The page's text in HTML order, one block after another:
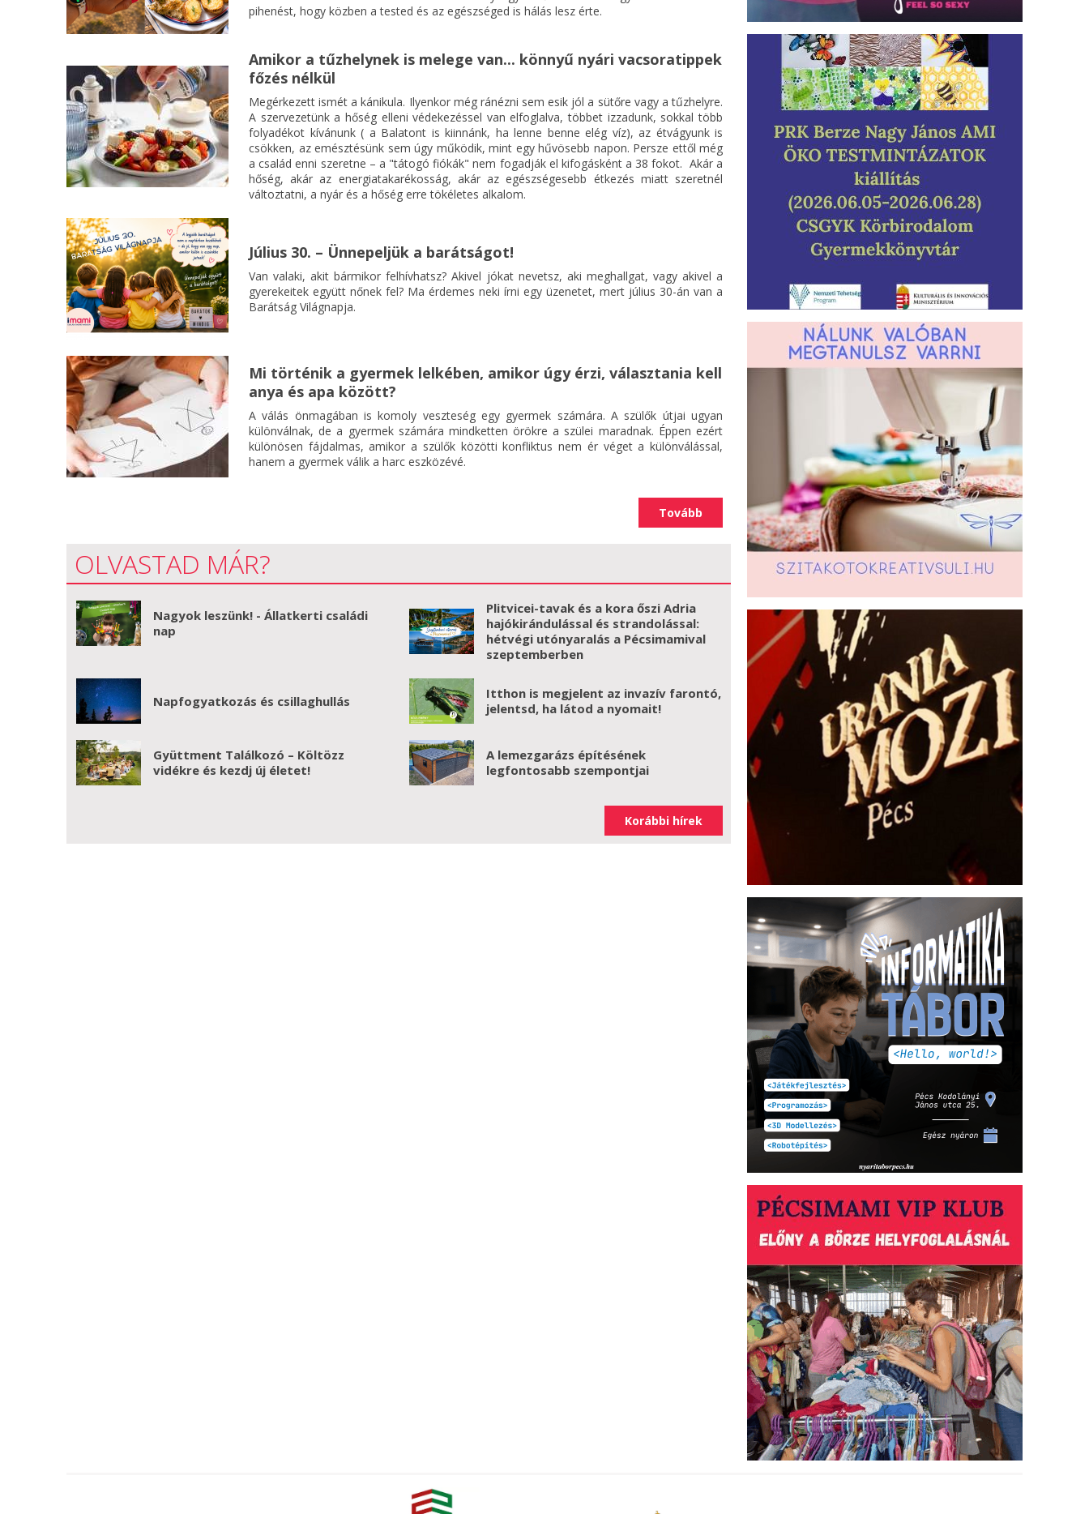
pihenést, hogy közben a tested és az egészséged is hálás lesz érte.
Amikor a tűzhelynek is melege van... könnyű nyári vacsoratippek
főzés nélkül
Megérkezett ismét a kánikula. Ilyenkor még ránézni sem esik jól a sütőre vagy a tűzhelyre.
A szervezetünk a hőség elleni védekezéssel van elfoglalva, többet izzadunk, sokkal több
folyadékot kívánunk ( a Balatont is kiinnánk, ha lenne benne elég víz), az étvágyunk is
csökken, az emésztésünk sem úgy működik, mint egy hűvösebb napon. Persze ettől még
a család enni szeretne – a "tátogó fiókák" nem fogadják el kifogásként a 38 fokot. Akár a
hőség, akár az energiatakarékosság, akár az egészségesebb étkezés miatt szeretnél
változtatni, a nyár és a hőség erre tökéletes alkalom.
Július 30. – Ünnepeljük a barátságot!
Van valaki, akit bármikor felhívhatsz? Akivel jókat nevetsz, aki meghallgat, vagy akivel a
gyerekeitek együtt nőnek fel? Ma érdemes neki írni egy üzenetet, mert július 30-án van a
Barátság Világnapja.
Mi történik a gyermek lelkében, amikor úgy érzi, választania kell
anya és apa között?
A válás önmagában is komoly veszteség egy gyermek számára. A szülők útjai ugyan
különválnak, de a gyermek számára mindketten örökre a szülei maradnak. Éppen ezért
különösen fájdalmas, amikor a szülők közötti konfliktus nem ér véget a különválással,
hanem a gyermek válik a harc eszközévé.
Tovább
OLVASTAD MÁR?
Nagyok leszünk! - Állatkerti családi
nap
Plitvicei-tavak és a kora őszi Adria
hajókirándulással és strandolással:
hétvégi utónyaralás a Pécsimamival
szeptemberben
Napfogyatkozás és csillaghullás
Itthon is megjelent az invazív farontó,
jelentsd, ha látod a nyomait!
Gyüttment Találkozó – Költözz
vidékre és kezdj új életet!
A lemezgarázs építésének
legfontosabb szempontjai
Korábbi hírek